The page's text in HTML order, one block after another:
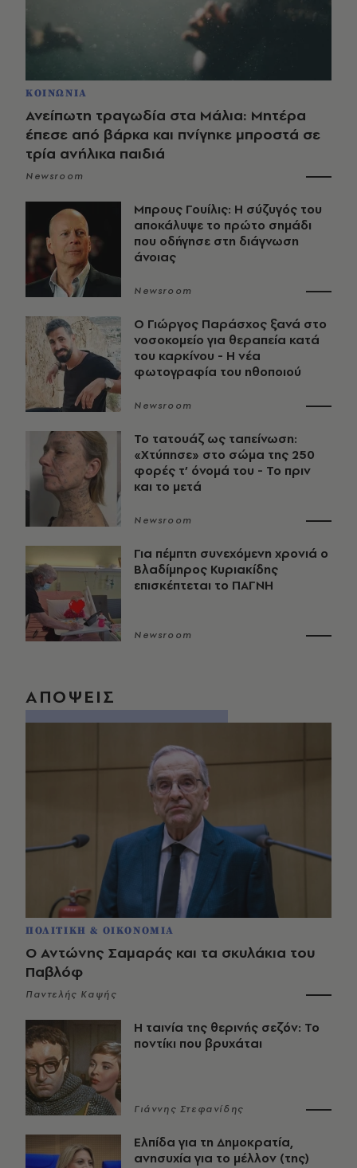
ΚΟΙΝΩΝΙΑ
Ανείπωτη τραγωδία στα Μάλια: Μητέρα
έπεσε από βάρκα και πνίγηκε μπροστά σε
τρία ανήλικα παιδιά
Newsroom
Μπρους Γουίλις: Η σύζυγός του
αποκάλυψε το πρώτο σημάδι
που οδήγησε στη διάγνωση
άνοιας
Newsroom
O Γιώργος Παράσχος ξανά στο
νοσοκομείο για θεραπεία κατά
του καρκίνου - Η νέα
φωτογραφία του ηθοποιού
Newsroom
Το τατουάζ ως ταπείνωση:
«Χτύπησε» στο σώμα της 250
φορές τ’ όνομά του - Το πριν
και το μετά
Newsroom
Για πέμπτη συνεχόμενη χρονιά ο
Βλαδίμηρος Κυριακίδης
επισκέπτεται το ΠΑΓΝΗ
Newsroom
ΑΠΟΨΕΙΣ
ΠΟΛΙΤΙΚΗ & ΟΙΚΟΝΟΜΙΑ
Ο Αντώνης Σαμαράς και τα σκυλάκια του
Παβλόφ
Παντελής Καψής
Η ταινία της θερινής σεζόν: Το
ποντίκι που βρυχάται
Γιάννης Στεφανίδης
Ελπίδα για τη Δημοκρατία,
ανησυχία για το μέλλον (της)